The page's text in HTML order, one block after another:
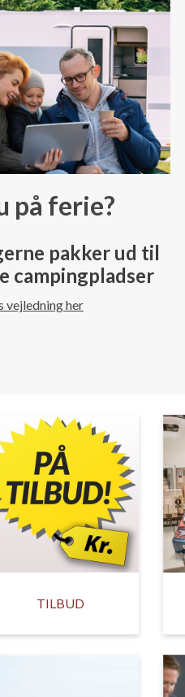
på ferie?
pakker ud til
campingpladser
vejledning her
TILBUD